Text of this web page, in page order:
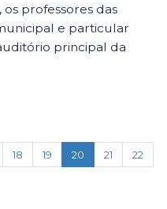
professores das
e particular
principal da
18 19 20 (current)
21
22